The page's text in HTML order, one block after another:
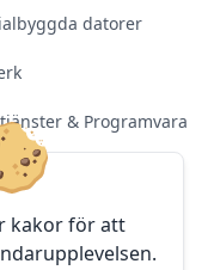
kakor för att
datorer
& Programvara
& Backup